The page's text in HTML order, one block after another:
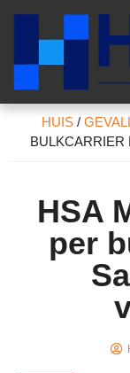
HUIS /
BULKCARRIER
HSA
per